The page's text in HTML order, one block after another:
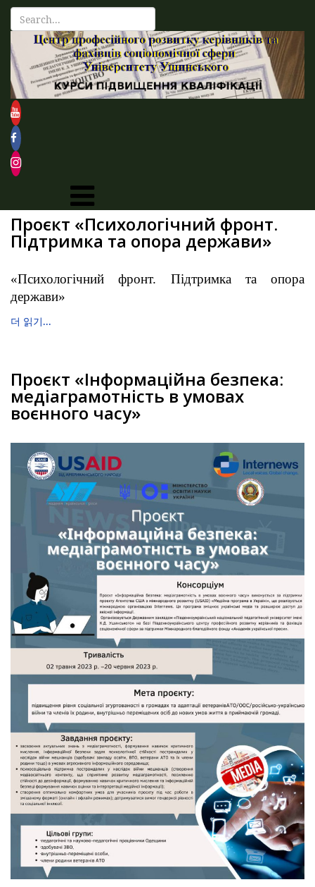
Проєкт «Психологічний фронт.
Підтримка та опора держави»
«Психологічний фронт. Підтримка та опора
держави»
더 읽기...
Проєкт «Інформаційна безпека:
медіаграмотність в умовах
воєнного часу»